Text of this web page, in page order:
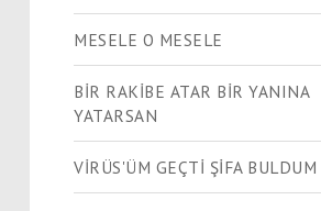
MESELE O MESELE
BİR RAKİBE ATAR BİR YANINA
YATARSAN
VİRÜS'ÜM GEÇTİ ŞİFA BULDUM